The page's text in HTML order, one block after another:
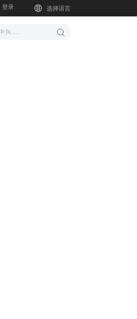
登录 选择语言